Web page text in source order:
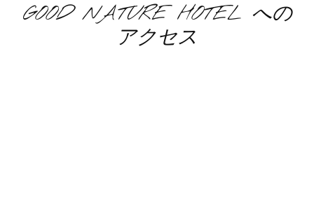
GOOD NATURE HOTEL への
アクセス